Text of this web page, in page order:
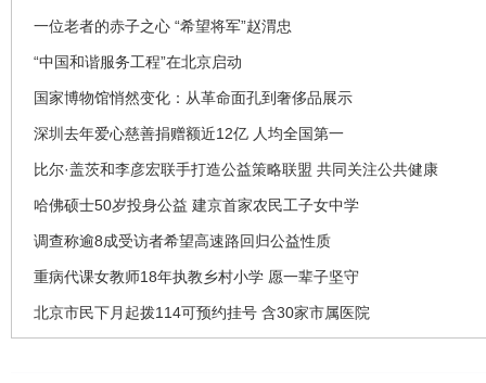
一位老者的赤子之心 “希望将军”赵渭忠
“中国和谐服务工程”在北京启动
国家博物馆悄然变化：从革命面孔到奢侈品展示
深圳去年爱心慈善捐赠额近12亿 人均全国第一
比尔·盖茨和李彦宏联手打造公益策略联盟 共同关注公共健康
哈佛硕士50岁投身公益 建京首家农民工子女中学
调查称逾8成受访者希望高速路回归公益性质
重病代课女教师18年执教乡村小学 愿一辈子坚守
北京市民下月起拨114可预约挂号 含30家市属医院